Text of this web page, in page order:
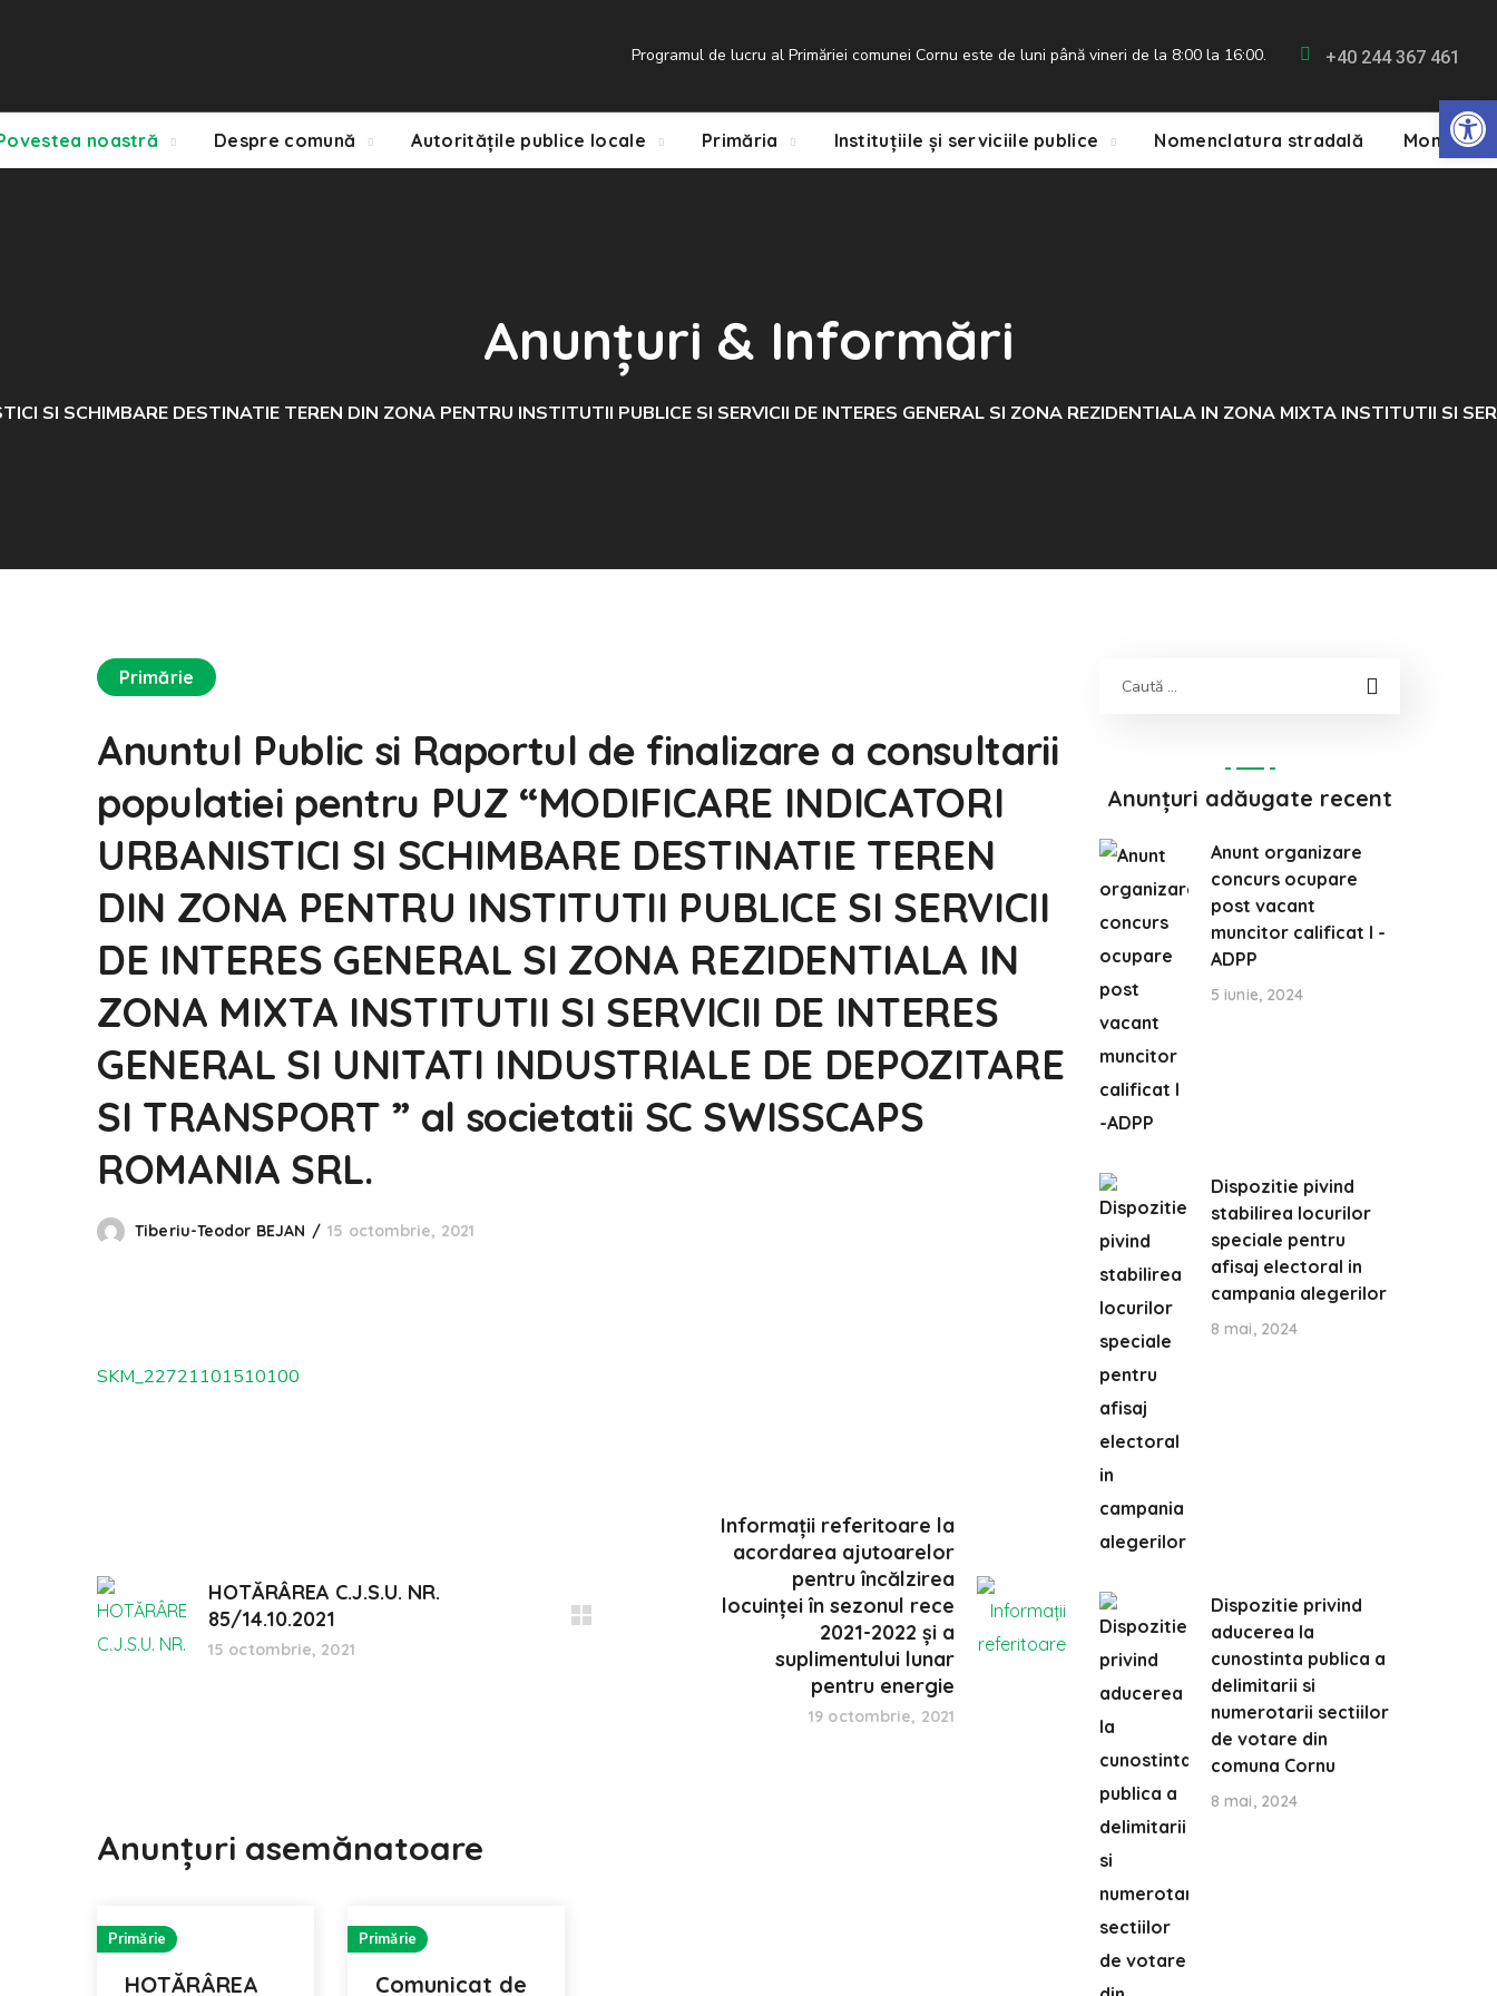
Programul de lucru al Primăriei comunei Cornu este de luni până vineri de la 8:00 la 16:00. +40 244 367 461
noastră Despre comună Autoritățile publice locale Primăria Instituțiile și serviciile publice Nomenclatura stradală Monitorul
Anunțuri & Informări
SCHIMBARE DESTINATIE TEREN DIN ZONA PENTRU INSTITUTII PUBLICE SI SERVICII DE INTERES GENERAL SI ZONA REZIDENTIALA IN ZONA MIXTA INSTITUTII SI
Primărie
Anuntul Public si Raportul de finalizare a consultarii
populatiei pentru PUZ “MODIFICARE INDICATORI
URBANISTICI SI SCHIMBARE DESTINATIE TEREN
DIN ZONA PENTRU INSTITUTII PUBLICE SI SERVICII
DE INTERES GENERAL SI ZONA REZIDENTIALA IN
ZONA MIXTA INSTITUTII SI SERVICII DE INTERES
GENERAL SI UNITATI INDUSTRIALE DE DEPOZITARE
SI TRANSPORT ” al societatii SC SWISSCAPS
ROMANIA SRL.
Tiberiu-Teodor BEJAN 15 octombrie, 2021
SKM_22721101510100
HOTĂRÂREA C.J.S.U. NR.
85/14.10.2021
15 octombrie, 2021
Informații referitoare la
acordarea ajutoarelor
pentru încălzirea
locuinței în sezonul rece
2021-2022 și a
suplimentului lunar
pentru energie
19 octombrie, 2021
Anunțuri asemănatoare
Primărie
HOTĂRÂREA
Primărie
Comunicat de
Anunțuri adăugate recent
Anunt organizare
concurs ocupare
post vacant
muncitor calificat I -
ADPP
5 iunie, 2024
Dispozitie pivind
stabilirea locurilor
speciale pentru
afisaj electoral in
campania alegerilor
8 mai, 2024
Dispozitie privind
aducerea la
cunostinta publica a
delimitarii si
numerotarii sectiilor
de votare din
comuna Cornu
8 mai, 2024